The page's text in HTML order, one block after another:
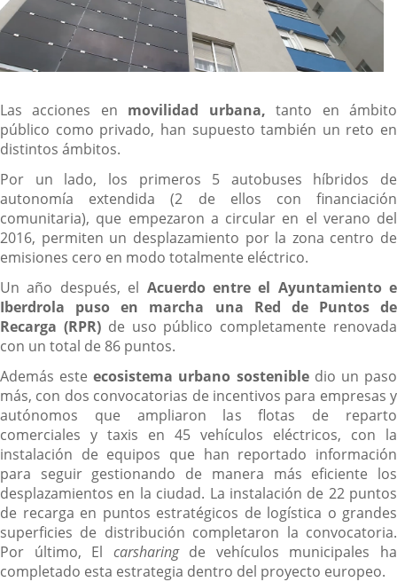
Las acciones en movilidad urbana,tanto en ámbito
público como privado, han supuesto también un reto en
distintos ámbitos.
Por un lado, los primeros 5 autobuses híbridos de
autonomía extendida (2 de ellos con financiación
comunitaria), que empezaron a circular en el verano del
2016, permiten un desplazamiento por la zona centro de
emisiones cero en modo totalmente eléctrico.
Un año después, el Acuerdo entre el Ayuntamiento e
Iberdrola puso en marcha una Red de Puntos de
Recarga (RPR)de uso público completamente renovada
con un total de 86 puntos.
Además esteecosistema urbano sostenibledio un paso
más, con dos convocatorias de incentivos para empresas y
autónomos que ampliaron las flotas de reparto
comerciales y taxis en 45 vehículos eléctricos, con la
instalación de equipos que han reportado información
para seguir gestionando de manera más eficiente los
desplazamientos en la ciudad. La instalación de 22 puntos
de recarga en puntos estratégicos de logística o grandes
superficies de distribución completaron la convocatoria.
Por último, El carsharingde vehículos municipales ha
completado esta estrategia dentro del proyecto europeo.